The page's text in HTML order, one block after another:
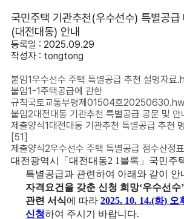
국민주택 기관추천(우수선수) 특별공급
(대전대동) 안내
등록일 : 2025.09.29
작성자 : tongtong
붙임1우수선수 주택 특별공급 추천 설명자료
붙임1-1주택공급에 관한
규칙국토교통부령제01504호
붙임2대전대동 기관추천 특별공급 공문 및 안
제출양식1대전대동 기관추천 특별공급 추천
[51]
제출양식2우수선수 주택 특별공급 점수산정
대전광역시 「 대전대동2 1 블록 」 국민주
특별공급과 관련하여 아래와 같이 안
자격요건을 갖춘 신청 희망‘우수선수’
관련 서식에 따라2025. 10. 14.(화) 오
신청하여 주시기 바랍니다.